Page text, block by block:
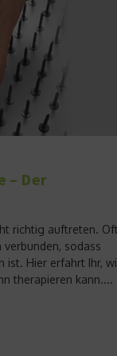
– Der
richtig auftreten.
sodass
ist. Hier erfahrt Ihr,
therapieren kann....